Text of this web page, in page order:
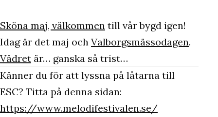
Sköna maj, välkommen till vår bygd igen!
Idag är det maj och Valborgsmässodagen.
Vädret är… ganska så trist…
Känner du för att lyssna på låtarna till
ESC? Titta på denna sidan:
https://www.melodifestivalen.se/